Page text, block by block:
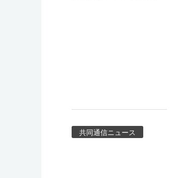
共同通信ニュース